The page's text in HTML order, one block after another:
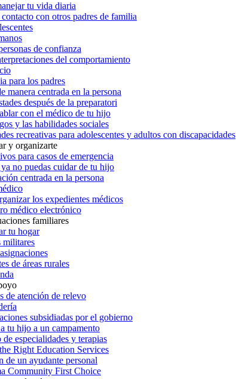
tu vida diaria
contacto con otros padres de familia
de confianza
del comportamiento
para los padres
manera centrada en la persona
después de la preparatori
con el médico de tu hijo
y las habilidades sociales
recreativas para adolescentes y adultos con discapacidades
y organizarte
para casos de emergencia
no puedas cuidar de tu hijo
centrada en la persona
los expedientes médicos
médico electrónico
familiares
tu hogar
militares
de áreas rurales
de atención de relevo
subsidiadas por el gobierno
tu hijo a un campamento
especialidades y terapias
Right Education Services
de un ayudante personal
Community First Choice